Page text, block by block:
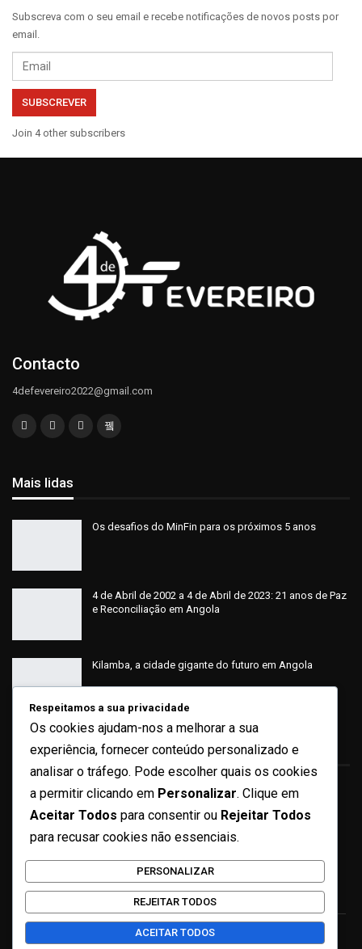
Subscreva com o seu email e recebe notificações de novos posts por
email.
Email
SUBSCREVER
Join 4 other subscribers
Contacto
4defevereiro2022@gmail.com
Mais lidas
Os desafios do MinFin para os próximos 5 anos
4 de Abril de 2002 a 4 de Abril de 2023: 21 anos de Paz
e Reconciliação em Angola
Kilamba, a cidade gigante do futuro em Angola
Sobre
Quem Somos
Ficha Técnica
Respeitamos a sua privacidade
Os cookies ajudam-nos a melhorar a sua
experiência, fornecer conteúdo personalizado e
analisar o tráfego. Pode escolher quais os cookies
a permitir clicando em Personalizar. Clique em
Aceitar Todos para consentir ou Rejeitar Todos
para recusar cookies não essenciais.
PERSONALIZAR
REJEITAR TODOS
ACEITAR TODOS